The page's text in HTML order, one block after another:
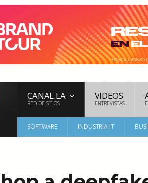
CANAL.LA
RED DE SITIOS
VIDEOS
ENTREVISTAS
SOFTWARE INDUSTRIA IT